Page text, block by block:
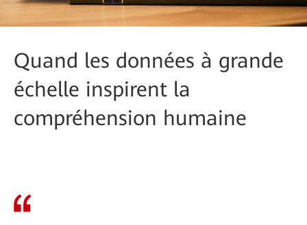
Quand les données à grande
échelle inspirent la
compréhension humaine